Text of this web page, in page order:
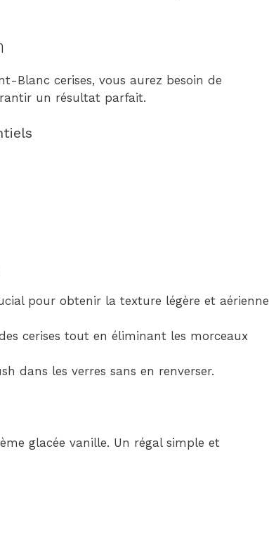
Blanc cerises, vous aurez besoin de
un résultat parfait.
pour obtenir la texture légère et aérienne
cerises tout en éliminant les morceaux
dans les verres sans en renverser.
glacée vanille. Un régal simple et